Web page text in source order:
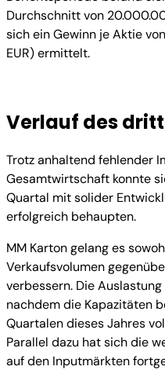
Durchschnitt von
sich ein Gewinn je Aktie
EUR) ermittelt.
Verlauf des
Trotz anhaltend fehlender
Gesamtwirtschaft konnte
Quartal mit solider
erfolgreich behaupten.
MM Karton gelang es
Verkaufsvolumen
verbessern. Die
nachdem die Kapazitäten
Quartalen dieses Jahres
Parallel dazu hat sich die
auf den Inputmärkten